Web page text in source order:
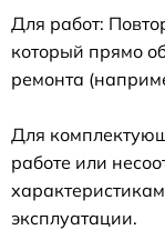
Для работ:
который прямо
ремонта
Для
работе или
эксплуатации.